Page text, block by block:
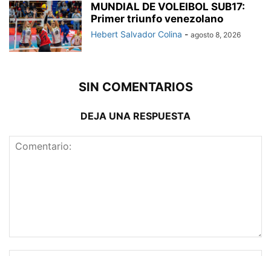
MUNDIAL DE VOLEIBOL SUB17:
Primer triunfo venezolano
Hebert Salvador Colina - agosto 8, 2026
SIN COMENTARIOS
DEJA UNA RESPUESTA